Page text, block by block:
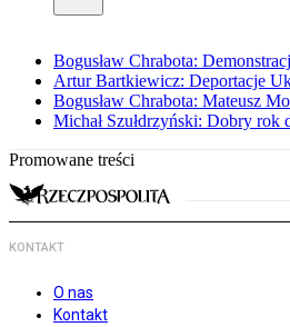
Bogusław Chrabota:
Artur Bartkiewicz: Deportacje
Bogusław Chrabota: Mateusz
Michał Szułdrzyński: Dobry
Promowane treści
KONTAKT
O nas
Kontakt